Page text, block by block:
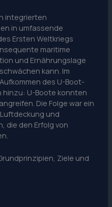
integrierten
in umfassende
Ersten Weltkriegs
maritime
und Ernährungslage
kann. Im
des U-Boot-
hinzu: U-Boote konnten
Die Folge war ein
und
die den Erfolg von
Ziele und